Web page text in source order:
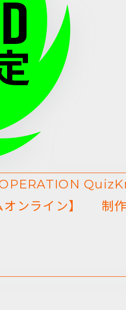
ムオンライン】 制